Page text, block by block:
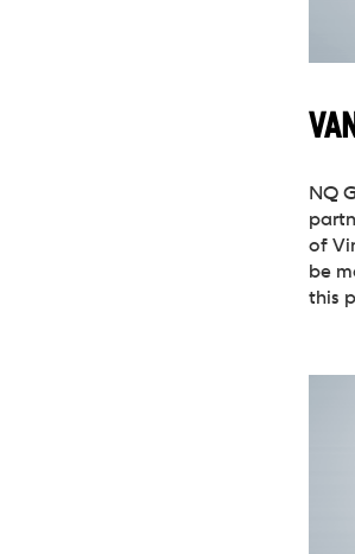
NQ
of
be
this